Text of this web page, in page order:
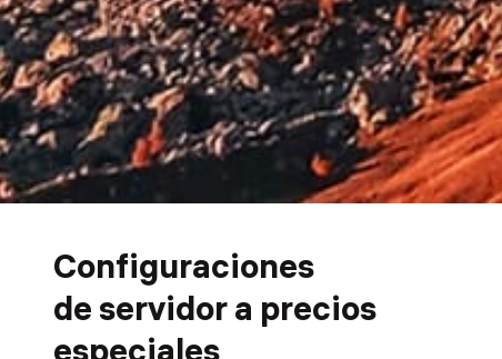
Configuraciones
de servidor a precios